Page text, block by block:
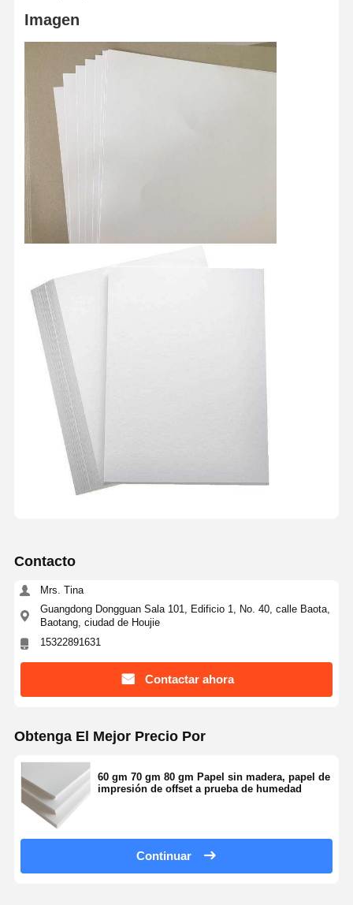
Imagen
Contacto
Mrs. Tina
Guangdong Dongguan Sala 101, Edificio 1, No. 40, calle Baota,
Baotang, ciudad de Houjie
15322891631
Contactar ahora
Obtenga El Mejor Precio Por
60 gm 70 gm 80 gm Papel sin madera, papel de
impresión de offset a prueba de humedad
Continuar